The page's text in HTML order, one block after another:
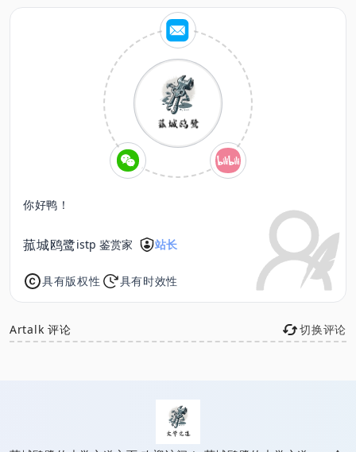
你好鸭！
菰城鸥鹭istp 鉴赏家 站长
具有版权性 具有时效性
Artalk 评论 切换评论
已链接至主星
PROTOCOL: GALAXY-X9